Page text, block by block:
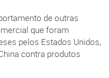
de outras
que foram
pelos Estados Unidos,
contra produtos